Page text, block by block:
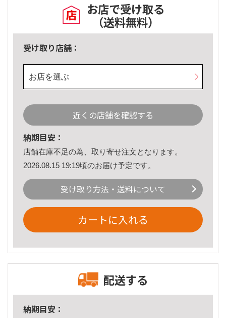
お店で受け取る
（送料無料）
受け取り店舗：
お店を選ぶ
近くの店舗を確認する
納期目安：
店舗在庫不足の為、取り寄せ注文となります。
2026.08.15 19:19頃のお届け予定です。
受け取り方法・送料について
カートに入れる
配送する
納期目安：